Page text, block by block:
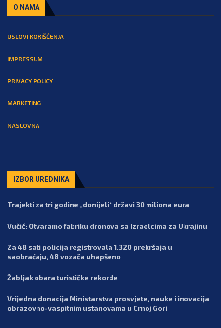
O NAMA
USLOVI KORIŠĆENJA
IMPRESSUM
PRIVACY POLICY
MARKETING
NASLOVNA
IZBOR UREDNIKA
Trajekti za tri godine „donijeli“ državi 30 miliona eura
Vučić: Otvaramo fabriku dronova sa Izraelcima za Ukrajinu
Za 48 sati policija registrovala 1.320 prekršaja u
saobraćaju, 48 vozača uhapšeno
Žabljak obara turističke rekorde
Vrijedna donacija Ministarstva prosvjete, nauke i inovacija
obrazovno-vaspitnim ustanovama u Crnoj Gori